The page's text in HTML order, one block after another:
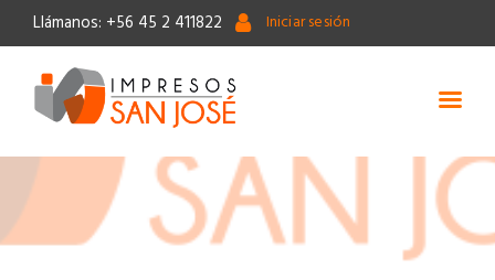
Llámanos: +56 45 2 411822 Iniciar sesión
Inicio
Packaging
Material de Marketing